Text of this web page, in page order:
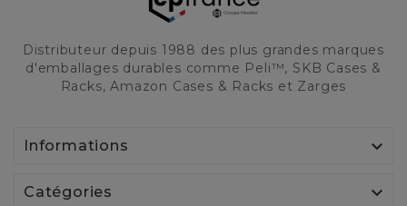
Distributeur depuis 1988 des plus grandes marques
d'emballages durables comme Peli™, SKB Cases &
Racks, Amazon Cases & Racks et Zarges
Informations 
Catégories 